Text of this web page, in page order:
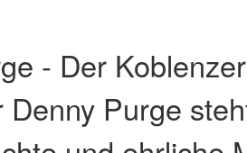
- Der
Denny Purge